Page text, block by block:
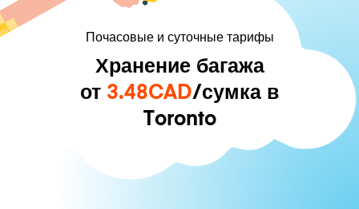
Почасовые и суточные тарифы
Хранение багажа
от 3.48CAD/сумка в
Toronto